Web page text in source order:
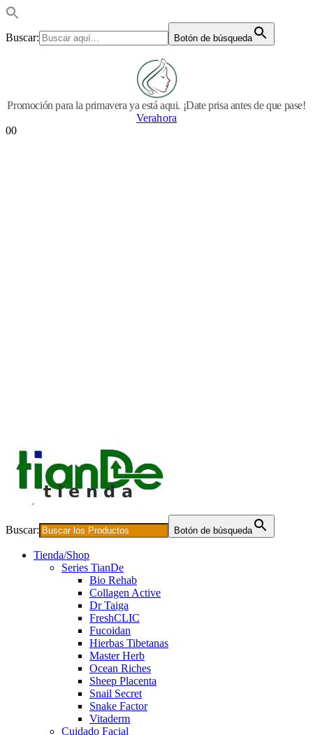
Buscar: Botón de búsqueda
Promoción para la primavera ya está aqui. ¡Date prisa antes de que pase!
Verahora
00
Buscar: Botón de búsqueda
Tienda/Shop
Series TianDe
Bio Rehab
Collagen Active
Dr Taiga
FreshCLIC
Fucoidan
Hierbas Tibetanas
Master Herb
Ocean Riches
Sheep Placenta
Snail Secret
Snake Factor
Vitaderm
Cuidado Facial